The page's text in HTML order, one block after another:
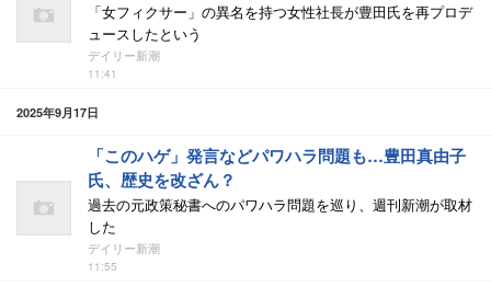
「女フィクサー」の異名を持つ女性社長が豊田氏を再プロデ
ュースしたという
デイリー新潮
11:41
2025年9月17日
「このハゲ」発言などパワハラ問題も…豊田真由子
氏、歴史を改ざん？
過去の元政策秘書へのパワハラ問題を巡り、週刊新潮が取材
した
デイリー新潮
11:55